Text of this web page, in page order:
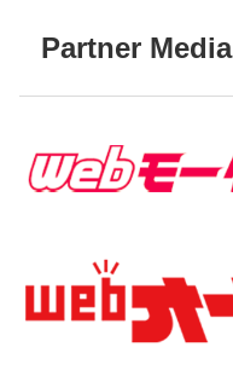
Partner Media